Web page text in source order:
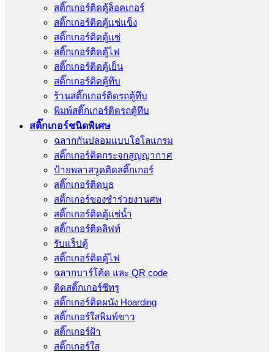
สติ๊กเกอร์ติดตู้ล็อคเกอร์
สติ๊กเกอร์ติดตู้แช่แข็ง
สติ๊กเกอร์ติดตู้แช่
สติ๊กเกอร์ติดตู้ไฟ
สติ๊กเกอร์ติดตู้เย็น
สติ๊กเกอร์ติดตู้ทึบ
ร้านสติ๊กเกอร์ติดรถตู้ทึบ
พิมพ์สติ๊กเกอร์ติดรถตู้ทึบ
สติ๊กเกอร์ชนิดพิเศษ
ฉลากกันปลอมแบบโฮโลแกรม
สติ๊กเกอร์ติดกระจกสูญญากาศ
ป้ายพลาสวูดติดสติ๊กเกอร์
สติ๊กเกอร์ติดบูธ
สติ้กเกอร์ของชำร่วยงานศพ
สติ๊กเกอร์ติดตู้แช่น้ำ
สติ๊กเกอร์ติดลิฟท์
รับแร็ปตู้
สติ๊กเกอร์ติดตู้ไฟ
ฉลากบาร์โค้ด และ QR code
ติดสติ๊กเกอร์ซีทรู
สติ๊กเกอร์ติดผนัง Hoarding
สติ๊กเกอร์ใสพิมพ์ขาว
สติ๊กเกอร์ฝ้า
สติ๊กเกอร์ใส